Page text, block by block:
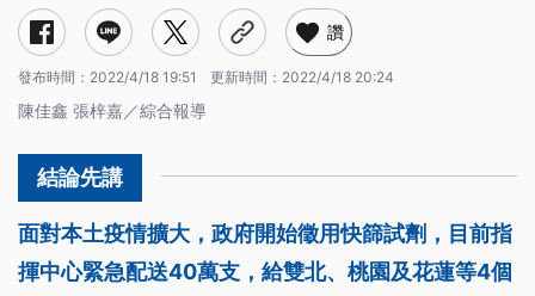
讚
發布時間： 2022/4/18 19:51 更新時間： 2022/4/18 20:24
陳佳鑫 張梓嘉／綜合報導
面對本土疫情擴大，政府開始徵用快篩試劑，目前指
揮中心緊急配送40萬支，給雙北、桃園及花蓮等4個